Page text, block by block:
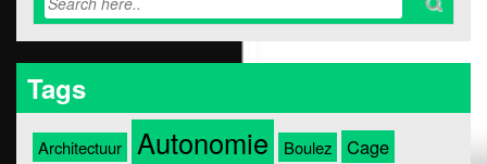
Tags
Architectuur Autonomie Boulez Cage